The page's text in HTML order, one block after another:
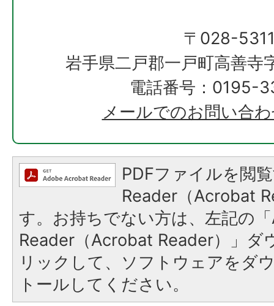
〒028-
岩手県二戸郡一戸町高善寺
電話番号：0195-
メールでのお問い合
PDFファイルを閲
Reader（Acrobat
す。お持ちでない方は、左記の
Reader（Acrobat Reader）」ダ
リックして、ソフトウェアをダ
トールしてください。